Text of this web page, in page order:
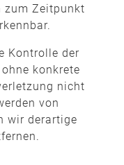
zum Zeitpunkt
Kontrolle der
konkrete
nicht
von
wir derartige